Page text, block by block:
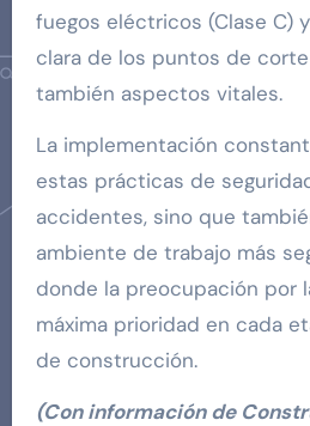
fuegos eléctricos (Clase C)
clara de los puntos de
también aspectos vitales.
La implementación
estas prácticas de
accidentes, sino que
ambiente de trabajo más
donde la preocupación por
máxima prioridad en cada
de construcción.
(Con información de